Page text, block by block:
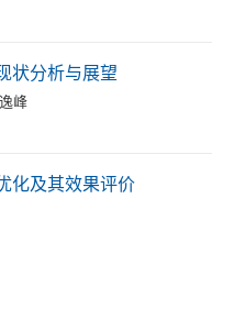
状分析与展望
峰
化及其效果评价